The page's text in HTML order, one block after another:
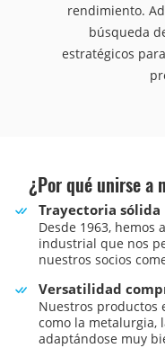
rendimiento.
búsqueda
estratégicos
¿Por qué unirse a
Trayectoria sólida
Desde 1963, hemos
industrial que nos
nuestros socios
Versatilidad
Nuestros productos
como la metalurgia,
adaptándose muy